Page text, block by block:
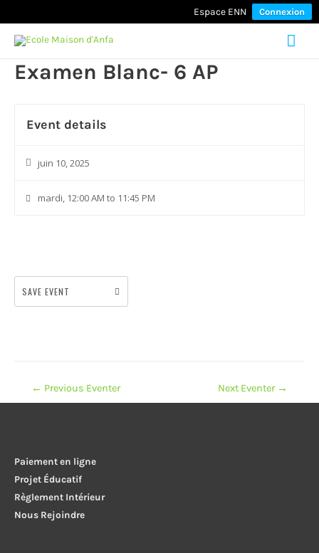
Espace ENN Connexion
Examen Blanc- 6 AP
Event details
juin 10, 2025
mardi, 12:00 AM to 11:45 PM
SAVE EVENT
Navigation
de
← Previous Eventer Next Eventer →
Paiement en ligne
Projet Éducatif
Règlement Intérieur
Nous Rejoindre